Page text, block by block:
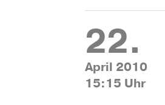
22.
April 2010
15:15 Uhr